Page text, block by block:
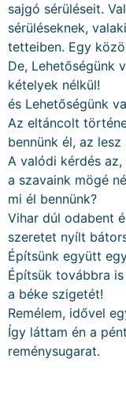
sajgó sérüléseit.
sérüléseknek,
tetteiben. Egy
De, Lehetőségünk
kételyek nélkül!
és Lehetőségünk
Az eltáncolt
bennünk él, az lesz
A valódi kérdés
a szavaink mögé
mi él bennünk?
Vihar dúl odabent
szeretet nyílt
Építsünk együtt
Építsük továbbra
a béke szigetét!
Remélem, idővel
Így láttam én a
reménysugarat.